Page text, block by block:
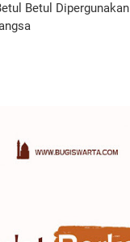
Betul Dipergunakan